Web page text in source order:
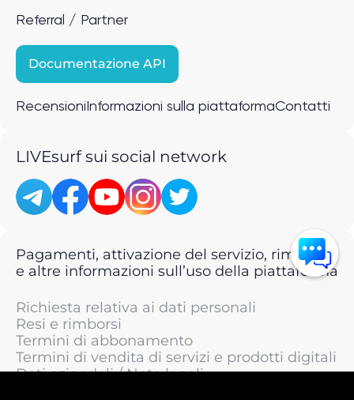
Referral / Partner
Documentazione API
Recensioni Informazioni sulla piattaformaContatti
LIVEsurf sui social network
Pagamenti, attivazione del servizio, rimborsi
e altre informazioni sull’uso della piattaforma
Richiesta relativa ai dati personali
Resi e rimborsi
Termini di abbonamento
Termini di vendita di servizi e prodotti digitali
Dati aziendali / Note legali